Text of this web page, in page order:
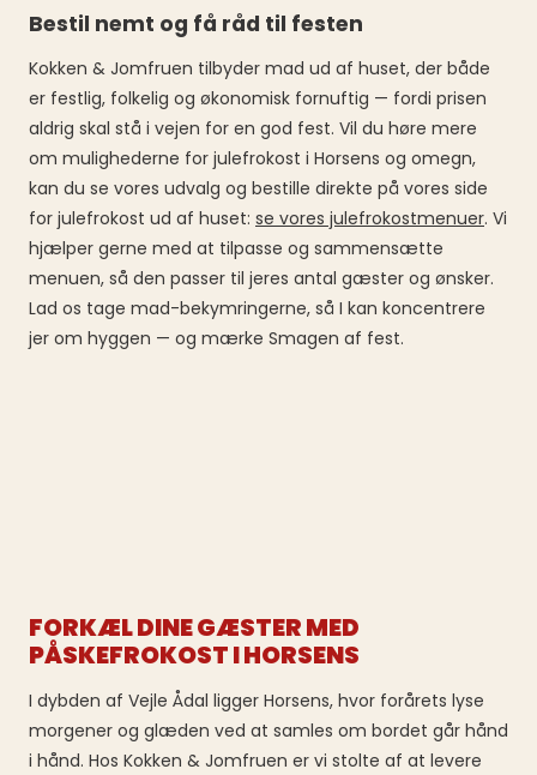
Bestil nemt og få råd til festen
Kokken & Jomfruen tilbyder mad ud af huset, der både
er festlig, folkelig og økonomisk fornuftig — fordi prisen
aldrig skal stå i vejen for en god fest. Vil du høre mere
om mulighederne for julefrokost i Horsens og omegn,
kan du se vores udvalg og bestille direkte på vores side
for julefrokost ud af huset: se vores julefrokostmenuer. Vi
hjælper gerne med at tilpasse og sammensætte
menuen, så den passer til jeres antal gæster og ønsker.
Lad os tage mad-bekymringerne, så I kan koncentrere
jer om hyggen — og mærke Smagen af fest.
FORKÆL DINE GÆSTER MED
PÅSKEFROKOST I HORSENS
I dybden af Vejle Ådal ligger Horsens, hvor forårets lyse
morgener og glæden ved at samles om bordet går hånd
i hånd. Hos Kokken & Jomfruen er vi stolte af at levere